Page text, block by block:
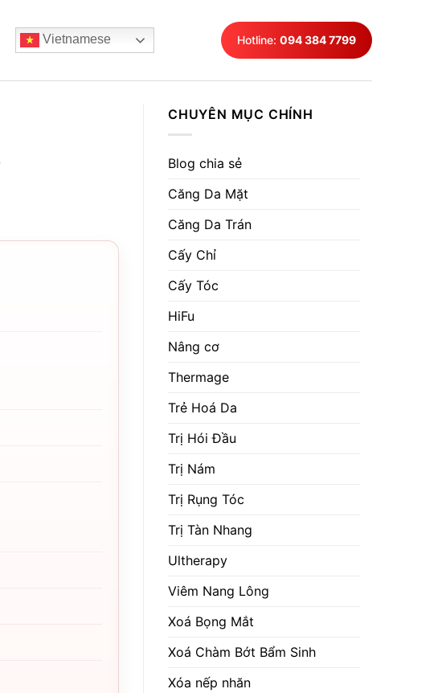
Vietnamese Hotline: 094 384 7799
CHUYÊN MỤC CHÍNH
Blog chia sẻ
Căng Da Mặt
Căng Da Trán
Cấy Chỉ
Cấy Tóc
HiFu
Nâng cơ
Thermage
Trẻ Hoá Da
Trị Hói Đầu
Trị Nám
Trị Rụng Tóc
Trị Tàn Nhang
Ultherapy
Viêm Nang Lông
Xoá Bọng Mắt
Xoá Chàm Bớt Bẩm Sinh
Xóa nếp nhăn